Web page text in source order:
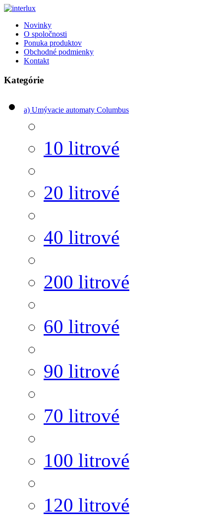
Novinky
O spoločnosti
Ponuka produktov
Obchodné podmienky
Kontakt
Kategórie
a) Umývacie automaty Columbus
10 litrové
20 litrové
40 litrové
200 litrové
60 litrové
90 litrové
70 litrové
100 litrové
120 litrové